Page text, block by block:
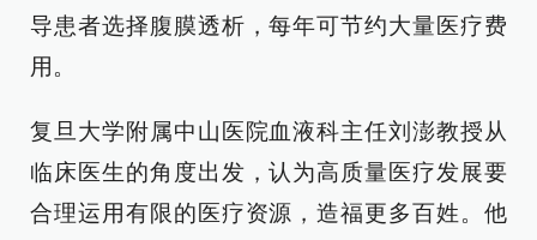
导患者选择腹膜透析，每年可节约大量医疗费
用。
复旦大学附属中山医院血液科主任刘澎教授从
临床医生的角度出发，认为高质量医疗发展要
合理运用有限的医疗资源，造福更多百姓。他